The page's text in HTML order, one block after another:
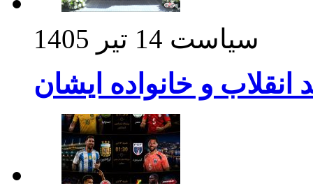
سیاست 14 تیر 1405
انقلاب و خانواده ایشان